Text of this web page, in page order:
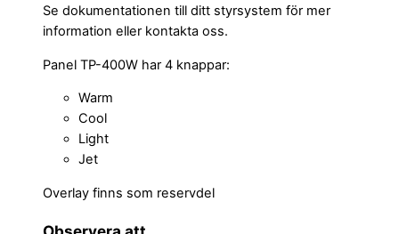
Se dokumentationen till ditt styrsystem för mer
information eller kontakta oss.
Panel TP-400W har 4 knappar:
Warm
Cool
Light
Jet
Overlay finns som reservdel